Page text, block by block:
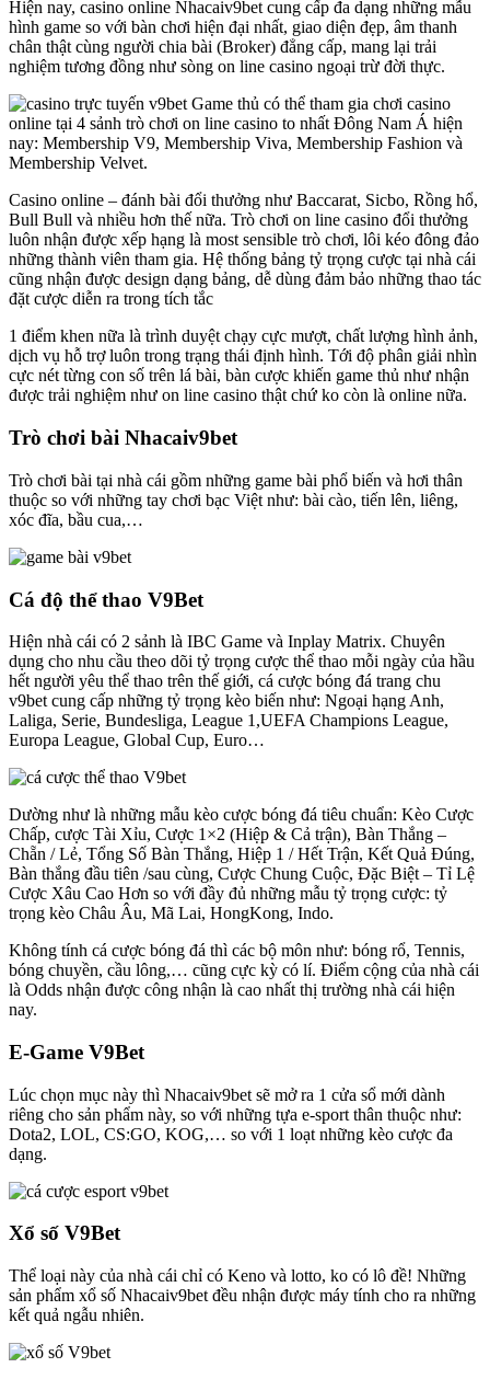
Hiện nay, casino online Nhacaiv9bet cung cấp đa dạng những mẫu
hình game so với bàn chơi hiện đại nhất, giao diện đẹp, âm thanh
chân thật cùng người chia bài (Broker) đẳng cấp, mang lại trải
nghiệm tương đồng như sòng on line casino ngoại trừ đời thực.
Game thủ có thể tham gia chơi casino
online tại 4 sảnh trò chơi on line casino to nhất Đông Nam Á hiện
nay: Membership V9, Membership Viva, Membership Fashion và
Membership Velvet.
Casino online – đánh bài đổi thưởng như Baccarat, Sicbo, Rồng hổ,
Bull Bull và nhiều hơn thế nữa. Trò chơi on line casino đổi thưởng
luôn nhận được xếp hạng là most sensible trò chơi, lôi kéo đông đảo
những thành viên tham gia. Hệ thống bảng tỷ trọng cược tại nhà cái
cũng nhận được design dạng bảng, dễ dùng đảm bảo những thao tác
đặt cược diễn ra trong tích tắc
1 điểm khen nữa là trình duyệt chạy cực mượt, chất lượng hình ảnh,
dịch vụ hỗ trợ luôn trong trạng thái định hình. Tới độ phân giải nhìn
cực nét từng con số trên lá bài, bàn cược khiến game thủ như nhận
được trải nghiệm như on line casino thật chứ ko còn là online nữa.
Trò chơi bài Nhacaiv9bet
Trò chơi bài tại nhà cái gồm những game bài phổ biến và hơi thân
thuộc so với những tay chơi bạc Việt như: bài cào, tiến lên, liêng,
xóc đĩa, bầu cua,…
Cá độ thể thao V9Bet
Hiện nhà cái có 2 sảnh là IBC Game và Inplay Matrix. Chuyên
dụng cho nhu cầu theo dõi tỷ trọng cược thể thao mỗi ngày của hầu
hết người yêu thể thao trên thế giới, cá cược bóng đá trang chu
v9bet cung cấp những tỷ trọng kèo biến như: Ngoại hạng Anh,
Laliga, Serie, Bundesliga, League 1,UEFA Champions League,
Europa League, Global Cup, Euro…
Dường như là những mẫu kèo cược bóng đá tiêu chuẩn: Kèo Cược
Chấp, cược Tài Xỉu, Cược 1×2 (Hiệp & Cả trận), Bàn Thắng –
Chẵn / Lẻ, Tổng Số Bàn Thắng, Hiệp 1 / Hết Trận, Kết Quả Đúng,
Bàn thắng đầu tiên /sau cùng, Cược Chung Cuộc, Đặc Biệt – Tỉ Lệ
Cược Xâu Cao Hơn so với đầy đủ những mẫu tỷ trọng cược: tỷ
trọng kèo Châu Âu, Mã Lai, HongKong, Indo.
Không tính cá cược bóng đá thì các bộ môn như: bóng rổ, Tennis,
bóng chuyền, cầu lông,… cũng cực kỳ có lí. Điểm cộng của nhà cái
là Odds nhận được công nhận là cao nhất thị trường nhà cái hiện
nay.
E-Game V9Bet
Lúc chọn mục này thì Nhacaiv9bet sẽ mở ra 1 cửa sổ mới dành
riêng cho sản phẩm này, so với những tựa e-sport thân thuộc như:
Dota2, LOL, CS:GO, KOG,… so với 1 loạt những kèo cược đa
dạng.
Xổ số V9Bet
Thể loại này của nhà cái chỉ có Keno và lotto, ko có lô đề! Những
sản phẩm xổ số Nhacaiv9bet đều nhận được máy tính cho ra những
kết quả ngẫu nhiên.